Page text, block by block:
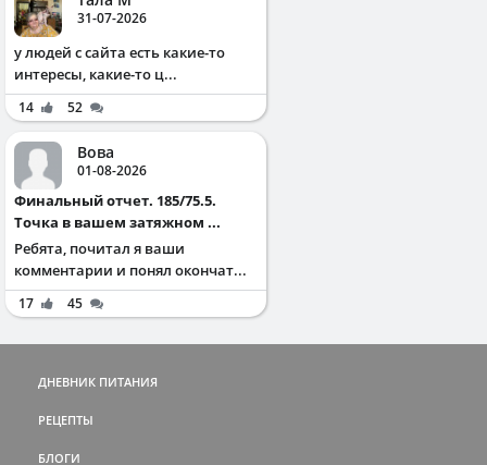
31-07-2026
у людей с сайта есть какие-то
интересы, какие-то ц...
14 52
Вова
01-08-2026
Финальный отчет. 185/75.5.
Точка в вашем затяжном ...
Ребята, почитал я ваши
комментарии и понял окончат...
17 45
ДНЕВНИК ПИТАНИЯ
РЕЦЕПТЫ
БЛОГИ